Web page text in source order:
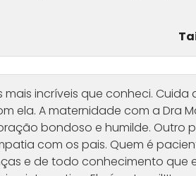
incríveis que conheci. Cuida
ela. A maternidade com a Dra
bondoso e humilde. Outro
com os pais. Quem é
e de todo conhecimento que